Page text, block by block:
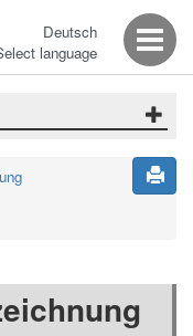
Deutsch
language